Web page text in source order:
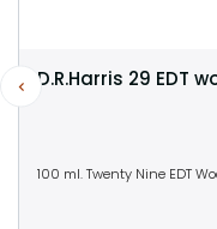
D.R.Harris 29 EDT
100 ml. Twenty Nine EDT